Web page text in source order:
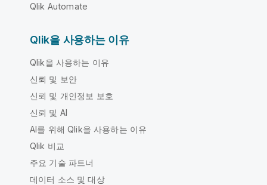
Qlik Automate
Qlik을 사용하는 이유
Qlik을 사용하는 이유
신뢰 및 보안
신뢰 및 개인정보 보호
신뢰 및 AI
AI를 위해 Qlik을 사용하는 이유
Qlik 비교
주요 기술 파트너
데이터 소스 및 대상